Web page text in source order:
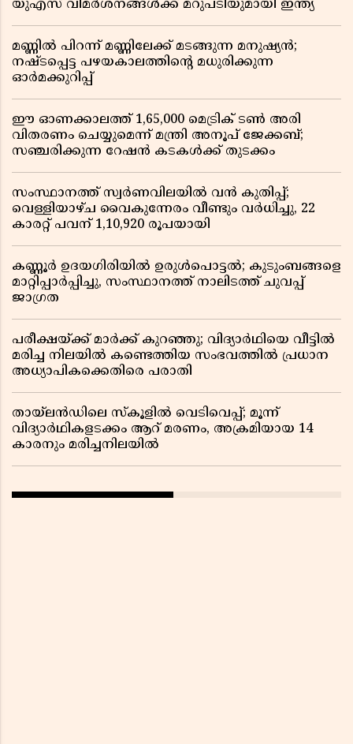
യുഎസ് വിമർശനങ്ങൾക്ക് മറുപടിയുമായി ഇന്ത്യ
മണ്ണിൽ പിറന്ന് മണ്ണിലേക്ക് മടങ്ങുന്ന മനുഷ്യൻ;
നഷ്ടപ്പെട്ട പഴയകാലത്തിൻ്റെ മധുരിക്കുന്ന
ഓർമക്കുറിപ്പ്
ഈ ഓണക്കാലത്ത് 1,65,000 മെട്രിക് ടൺ അരി
വിതരണം ചെയ്യുമെന്ന് മന്ത്രി അനൂപ് ജേക്കബ്;
സഞ്ചരിക്കുന്ന റേഷൻ കടകൾക്ക് തുടക്കം
സംസ്ഥാനത്ത് സ്വർണവിലയിൽ വൻ കുതിപ്പ്;
വെള്ളിയാഴ്ച വൈകുന്നേരം വീണ്ടും വർധിച്ചു, 22
കാരറ്റ് പവന് 1,10,920 രൂപയായി
കണ്ണൂർ ഉദയഗിരിയിൽ ഉരുൾപൊട്ടൽ; കുടുംബങ്ങളെ
മാറ്റിപ്പാർപ്പിച്ചു, സംസ്ഥാനത്ത് നാലിടത്ത് ചുവപ്പ്
ജാഗ്രത
പരീക്ഷയ്ക്ക് മാർക്ക് കുറഞ്ഞു; വിദ്യാർഥിയെ വീട്ടിൽ
മരിച്ച നിലയിൽ കണ്ടെത്തിയ സംഭവത്തിൽ പ്രധാന
അധ്യാപികക്കെതിരെ പരാതി
തായ്‌ലൻഡിലെ സ്‌കൂളിൽ വെടിവെപ്പ്; മൂന്ന്
വിദ്യാർഥികളടക്കം ആറ് മരണം, അക്രമിയായ 14
കാരനും മരിച്ചനിലയിൽ